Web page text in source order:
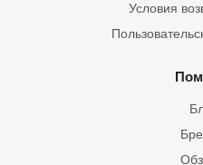
Условия